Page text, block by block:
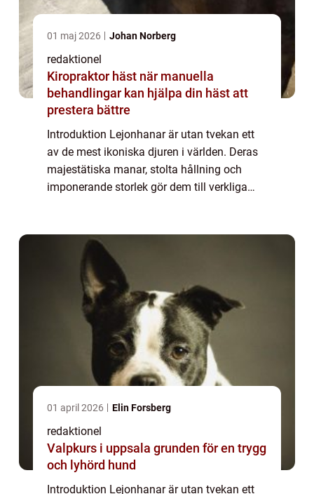
01 maj 2026 Johan Norberg
redaktionel
Kiropraktor häst när manuella
behandlingar kan hjälpa din häst att
prestera bättre
Introduktion Lejonhanar är utan tvekan ett
av de mest ikoniska djuren i världen. Deras
majestätiska manar, stolta hållning och
imponerande storlek gör dem till verkliga
01 april 2026 Elin Forsberg
redaktionel
Valpkurs i uppsala grunden för en trygg
och lyhörd hund
Introduktion Lejonhanar är utan tvekan ett